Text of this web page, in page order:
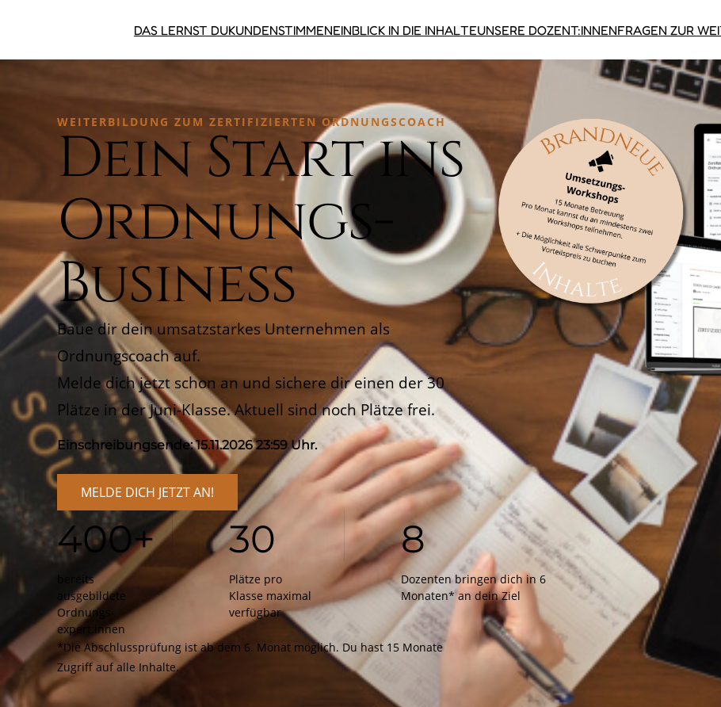
DAS LERNST DUKUNDEN­STIMMENEINBLICK IN DIE INHALTEUNSERE DOZENT:INNENFRAGEN ZUR
WEITERBILDUNG ZUM ZERTIFIZIERTEN ORDNUNGS­COACH
Dein Start ins
Ordnungs-
Business
Baue dir dein umsatzstarkes Unternehmen als
Ordnungscoach auf.
Melde dich jetzt schon an und sichere dir einen der 30
Plätze in der Juni-Klasse. Aktuell sind noch Plätze frei.
Einschreibungsende: 15.11.2026 23:59 Uhr.
MELDE DICH JETZT AN!
400+
bereits
ausgebildete
Ordnungs­
expert:innen
30
Plätze pro
Klasse maximal
verfügbar
8
Dozenten bringen dich in 6
Monaten* an dein Ziel
*Die Abschlussprüfung ist ab dem 6. Monat möglich. Du hast 15 Monate
Zugriff auf alle Inhalte.